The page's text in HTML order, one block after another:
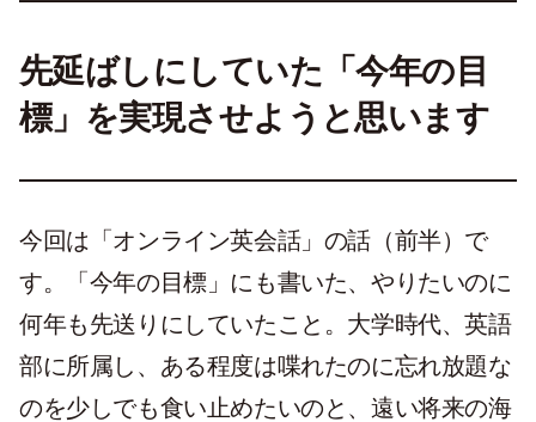
先延ばしにしていた「今年の目
標」を実現させようと思います
今回は「オンライン英会話」の話（前半）で
す。「今年の目標」にも書いた、やりたいのに
何年も先送りにしていたこと。大学時代、英語
部に所属し、ある程度は喋れたのに忘れ放題な
のを少しでも食い止めたいのと、遠い将来の海